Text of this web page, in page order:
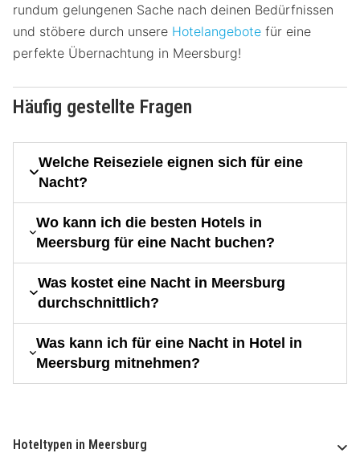
rundum gelungenen Sache nach deinen Bedürfnissen
und stöbere durch unsere Hotelangebote für eine
perfekte Übernachtung in Meersburg!
Häufig gestellte Fragen
Welche Reiseziele eignen sich für eine
Nacht?
Wo kann ich die besten Hotels in
Meersburg für eine Nacht buchen?
Was kostet eine Nacht in Meersburg
durchschnittlich?
Was kann ich für eine Nacht in Hotel in
Meersburg mitnehmen?
Hoteltypen in Meersburg